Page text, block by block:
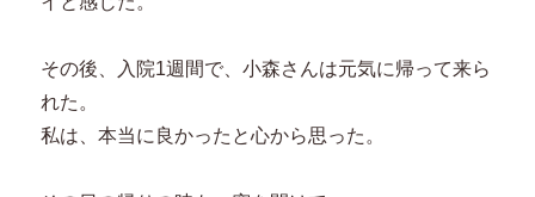
その後、入院1週間で、小森さんは元気に帰って来ら
れた。
私は、本当に良かったと心から思った。